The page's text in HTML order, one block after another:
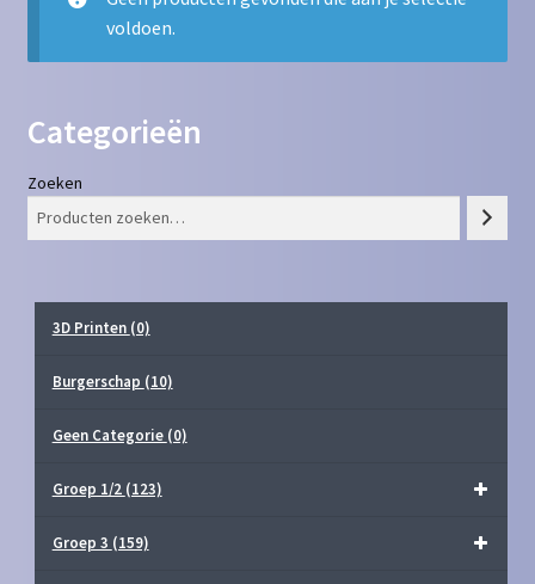
Privacy Policy
voldoen.
Categorieën
Zoeken
3D Printen (0)
Burgerschap (10)
Geen Categorie (0)
Groep 1/2 (123)
Groep 3 (159)